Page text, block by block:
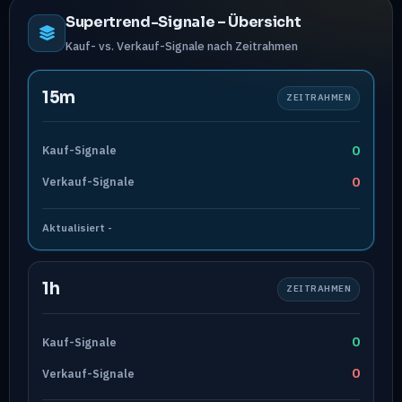
Supertrend-Signale – Übersicht
Kauf- vs. Verkauf-Signale nach Zeitrahmen
15m ZEITRAHMEN
Kauf-Signale 0
Verkauf-Signale 0
Aktualisiert -
1h ZEITRAHMEN
Kauf-Signale 0
Verkauf-Signale 0